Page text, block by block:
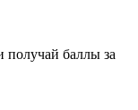
получай баллы за